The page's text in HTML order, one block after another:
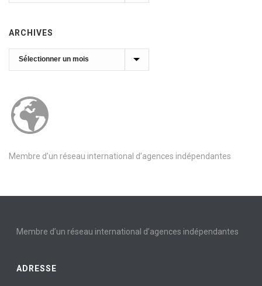
ARCHIVES
Archives
Membre d’un réseau international d’agences indépendantes
Membre d’un réseau international d’agences indépendantes
ADRESSE